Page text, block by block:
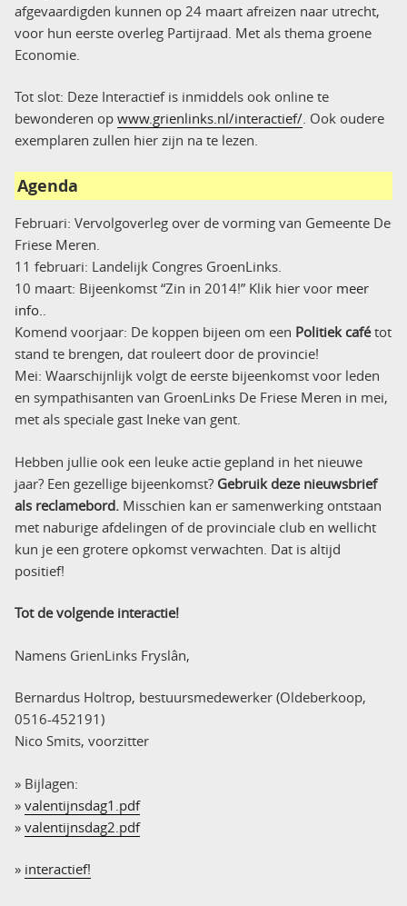
afgevaardigden kunnen op 24 maart afreizen naar utrecht,
voor hun eerste overleg Partijraad. Met als thema groene
Economie.
Tot slot: Deze Interactief is inmiddels ook online te
bewonderen op www.grienlinks.nl/interactief/. Ook oudere
exemplaren zullen hier zijn na te lezen.
Agenda
Februari: Vervolgoverleg over de vorming van Gemeente De
Friese Meren.
11 februari: Landelijk Congres GroenLinks.
10 maart: Bijeenkomst “Zin in 2014!” Klik hier voor meer
info..
Komend voorjaar: De koppen bijeen om een Politiek cafétot
stand te brengen, dat rouleert door de provincie!
Mei: Waarschijnlijk volgt de eerste bijeenkomst voor leden
en sympathisanten van GroenLinks De Friese Meren in mei,
met als speciale gast Ineke van gent.
Hebben jullie ook een leuke actie gepland in het nieuwe
jaar? Een gezellige bijeenkomst? Gebruik deze nieuwsbrief
als reclamebord. Misschien kan er samenwerking ontstaan
met naburige afdelingen of de provinciale club en wellicht
kun je een grotere opkomst verwachten. Dat is altijd
positief!
Tot de volgende interactie!
Namens GrienLinks Fryslân,
Bernardus Holtrop, bestuursmedewerker (Oldeberkoop,
0516-452191)
Nico Smits, voorzitter
» Bijlagen:
» valentijnsdag1.pdf
» valentijnsdag2.pdf
» interactief!